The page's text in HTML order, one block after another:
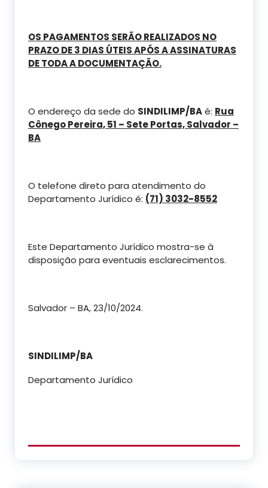
OS PAGAMENTOS SERÃO REALIZADOS NO
PRAZO DE 3 DIAS ÚTEIS APÓS A ASSINATURAS
DE TODA A DOCUMENTAÇÃO.
O endereço da sede do SINDILIMP/BAé: Rua
Cônego Pereira, 51 – Sete Portas, Salvador –
BA
O telefone direto para atendimento do
Departamento Jurídico é: (71) 3032-8552
Este Departamento Jurídico mostra-se à
disposição para eventuais esclarecimentos.
Salvador – BA, 23/10/2024.
SINDILIMP/BA
Departamento Jurídico